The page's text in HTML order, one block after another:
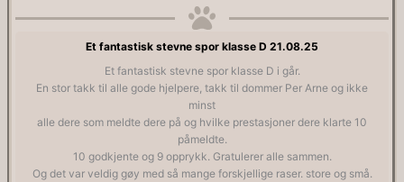
Et fantastisk stevne spor klasse D 21.08.25
Et fantastisk stevne spor klasse D i går.
En stor takk til alle gode hjelpere, takk til dommer Per Arne og ikke
minst
alle dere som meldte dere på og hvilke prestasjoner dere klarte 10
påmeldte.
10 godkjente og 9 opprykk. Gratulerer alle sammen.
Og det var veldig gøy med så mange forskjellige raser. store og små.